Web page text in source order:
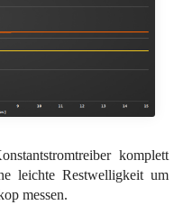
komplett
leichte Restwelligkeit um
messen.